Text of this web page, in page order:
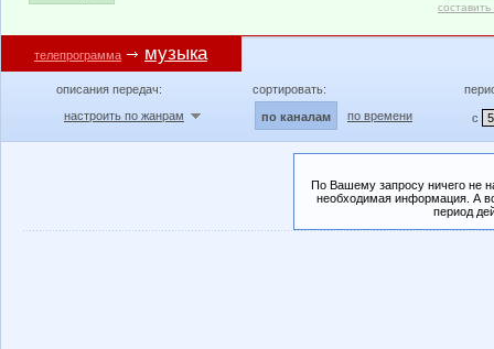
телепрограмма музыка
описания передач:
настроить по жанрам
сортировать:
по каналам по времени с
По Вашему запросу ничего не
необходимая информация. А
период